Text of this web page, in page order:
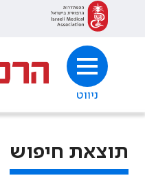
ניווט
תוצאת חיפוש